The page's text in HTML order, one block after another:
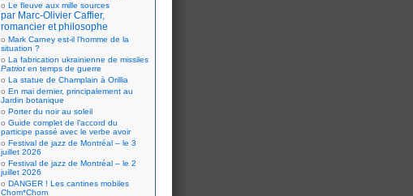
Le fleuve aux mille sources
par Marc-Olivier Caffier,
romancier et philosophe
Mark Carney est-il l’homme de la
situation ?
La fabrication ukrainienne de missiles
Patriot en temps de guerre
La statue de Champlain à Orillia
En mai dernier, principalement au
Jardin botanique
Porter du noir au soleil
Guide complet de l’accord du
participe passé avec le verbe avoir
Festival de jazz de Montréal – le 3
juillet 2026
Festival de jazz de Montréal – le 2
juillet 2026
DANGER ! Les cantines mobiles
Chom*Chom